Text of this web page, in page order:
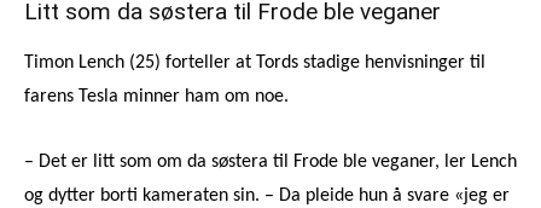
Litt som da søstera til Frode ble veganer
Timon Lench (25) forteller at Tords stadige henvisninger til
farens Tesla minner ham om noe.
– Det er litt som om da søstera til Frode ble veganer, ler Lench
og dytter borti kameraten sin. – Da pleide hun å svare «jeg er